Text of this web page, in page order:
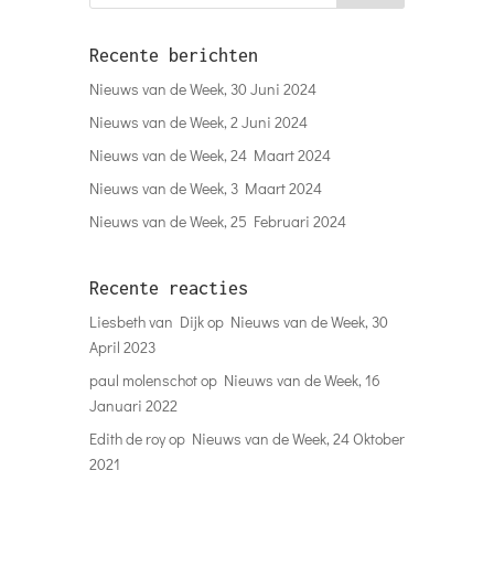
Recente berichten
Nieuws van de Week, 30 Juni 2024
Nieuws van de Week, 2 Juni 2024
Nieuws van de Week, 24 Maart 2024
Nieuws van de Week, 3 Maart 2024
Nieuws van de Week, 25 Februari 2024
Recente reacties
Liesbeth van Dijkop Nieuws van de Week, 30
April 2023
paul molenschotop Nieuws van de Week, 16
Januari 2022
Edith de royop Nieuws van de Week, 24 Oktober
2021